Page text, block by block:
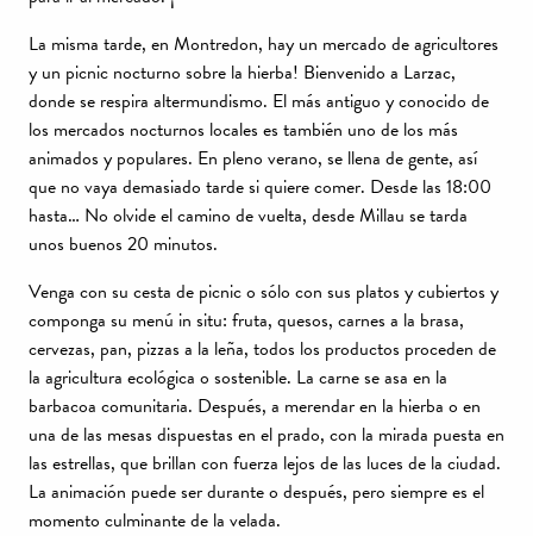
La misma tarde, en Montredon, hay un mercado de agricultores
y un picnic nocturno sobre la hierba! Bienvenido a Larzac,
donde se respira altermundismo. El más antiguo y conocido de
los mercados nocturnos locales es también uno de los más
animados y populares. En pleno verano, se llena de gente, así
que no vaya demasiado tarde si quiere comer. Desde las 18:00
hasta… No olvide el camino de vuelta, desde Millau se tarda
unos buenos 20 minutos.
Venga con su cesta de picnic o sólo con sus platos y cubiertos y
componga su menú in situ: fruta, quesos, carnes a la brasa,
cervezas, pan, pizzas a la leña, todos los productos proceden de
la agricultura ecológica o sostenible. La carne se asa en la
barbacoa comunitaria. Después, a merendar en la hierba o en
una de las mesas dispuestas en el prado, con la mirada puesta en
las estrellas, que brillan con fuerza lejos de las luces de la ciudad.
La animación puede ser durante o después, pero siempre es el
momento culminante de la velada.